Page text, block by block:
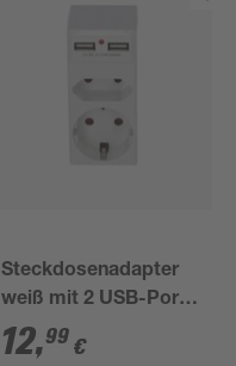
Steckdosenadapter
weiß mit 2 USB-Ports
2-fach
12,99 €